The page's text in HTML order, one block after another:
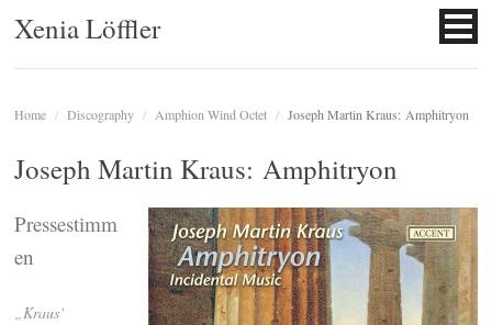
Xenia Löffler
Home / Discography / Amphion Wind Octet / Joseph Martin Kraus: Amphitryon
Joseph Martin Kraus: Amphitryon
Pressestimm
en
„Kraus‘